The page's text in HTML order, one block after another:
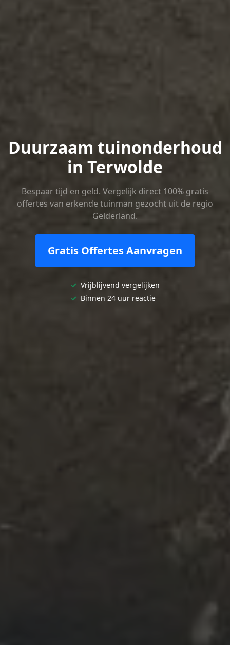
Duurzaam tuinonderhoud
in Terwolde
Bespaar tijd en geld. Vergelijk direct 100% gratis
offertes van erkende tuinman gezocht uit de regio
Gelderland.
Gratis Offertes Aanvragen
✓ Vrijblijvend vergelijken
✓ Binnen 24 uur reactie